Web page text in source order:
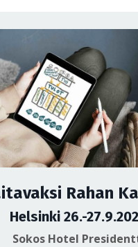
Rahan
Helsinki 26.-
Sokos Hotel